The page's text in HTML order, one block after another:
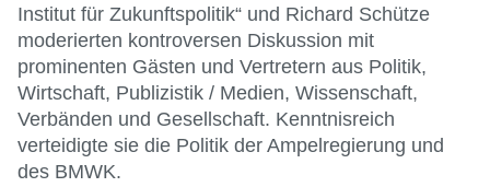
Institut für Zukunftspolitik“ und Richard Schütze
moderierten kontroversen Diskussion mit
prominenten Gästen und Vertretern aus Politik,
Wirtschaft, Publizistik / Medien, Wissenschaft,
Verbänden und Gesellschaft. Kenntnisreich
verteidigte sie die Politik der Ampelregierung und
des BMWK.